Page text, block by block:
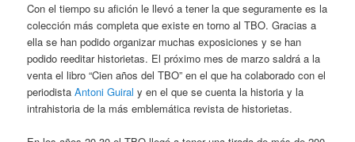
Con el tiempo su afición le llevó a tener la que seguramente es la
colección más completa que existe en torno al TBO. Gracias a
ella se han podido organizar muchas exposiciones y se han
podido reeditar historietas. El próximo mes de marzo saldrá a la
venta el libro “Cien años del TBO” en el que ha colaborado con el
periodistaAntoni Guiral y en el que se cuenta la historia y la
intrahistoria de la más emblemática revista de historietas.